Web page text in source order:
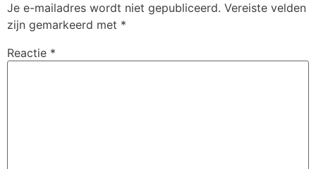
Je e-mailadres wordt niet gepubliceerd. Vereiste velden
zijn gemarkeerd met *
Reactie *